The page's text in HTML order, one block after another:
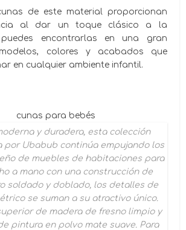
de este material proporcionan
al dar un toque clásico a la
encontrarlas en una gran
colores y acabados que
en cualquier ambiente infantil.
y duradera, esta colección
por Ubabub continúa empujando los
de muebles de habitaciones para
a mano con una construcción de
soldado y doblado, los detalles de
se suman a su atractivo único.
de madera de fresno limpio y
pintura en polvo mate suave. Para